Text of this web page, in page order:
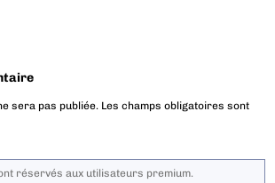
sera pas publiée. Les champs obligatoires sont